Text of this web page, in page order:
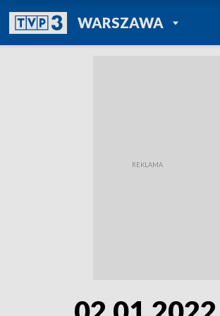
WARSZAWAPOWRÓT DO
TVP REGIONY